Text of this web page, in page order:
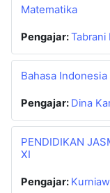
Matematika
Pengajar:Tabrani
Bahasa Indonesia
Pengajar: Dina
PENDIDIKAN
XI
Pengajar: